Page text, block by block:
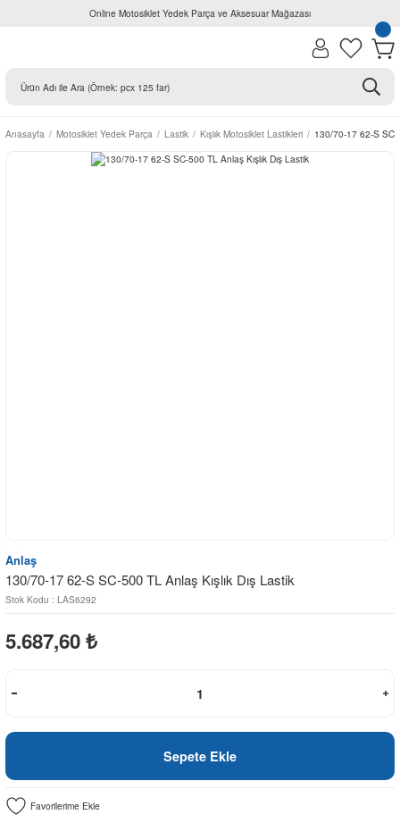
Online Motosiklet Yedek Parça ve Aksesuar Mağazası
Anasayfa Motosiklet Yedek Parça Lastik Kışlık Motosiklet Lastikleri 130/70-17 62-S SC-
Anlaş
130/70-17 62-S SC-500 TL Anlaş Kışlık Dış Lastik
Stok Kodu : LAS6292
5.687,60 ₺
Sepete Ekle